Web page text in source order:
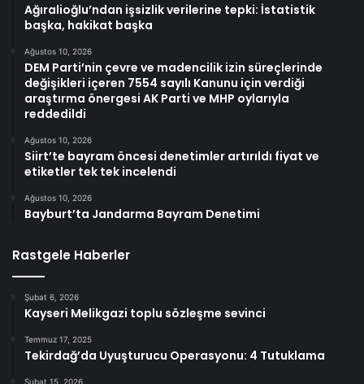
Ağıralioğlu’ndan işsizlik verilerine tepki: İstatistik
başka, hakikat başka
Ağustos 10, 2026
DEM Parti’nin çevre ve madencilik izin süreçlerinde
değişikleri içeren 7554 sayılı Kanunu için verdiği
araştırma önergesi AK Parti ve MHP oylarıyla
reddedildi
Ağustos 10, 2026
Siirt’te bayram öncesi denetimler artırıldı fiyat ve
etiketler tek tek incelendi
Ağustos 10, 2026
Bayburt’ta Jandarma Bayram Denetimi
Rastgele Haberler
Şubat 6, 2026
Kayseri Melikgazi toplu sözleşme sevinci
Temmuz 17, 2025
Tekirdağ’da Uyuşturucu Operasyonu: 4 Tutuklama
Şubat 15, 2026